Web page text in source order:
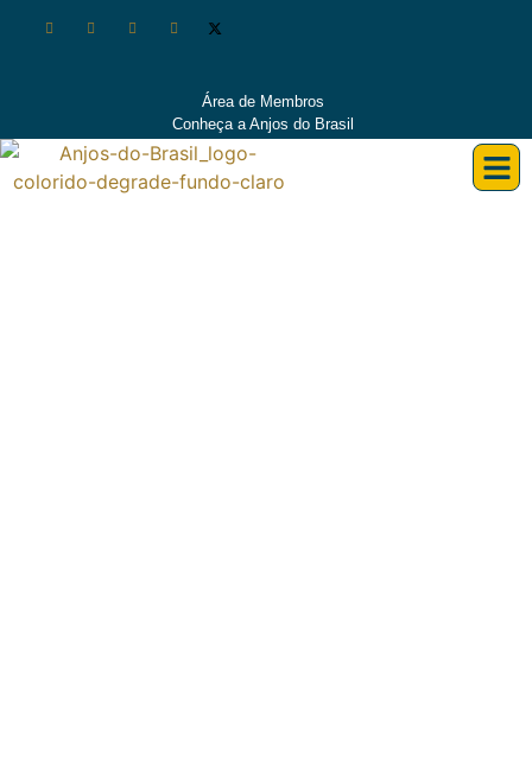
Área de Membros
Conheça a Anjos do Brasil